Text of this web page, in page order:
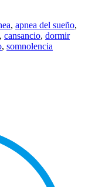
, apnea del sueño,
, cansancio, dormir
, somnolencia